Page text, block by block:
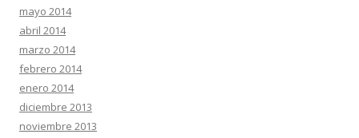
mayo 2014
abril 2014
marzo 2014
febrero 2014
enero 2014
diciembre 2013
noviembre 2013